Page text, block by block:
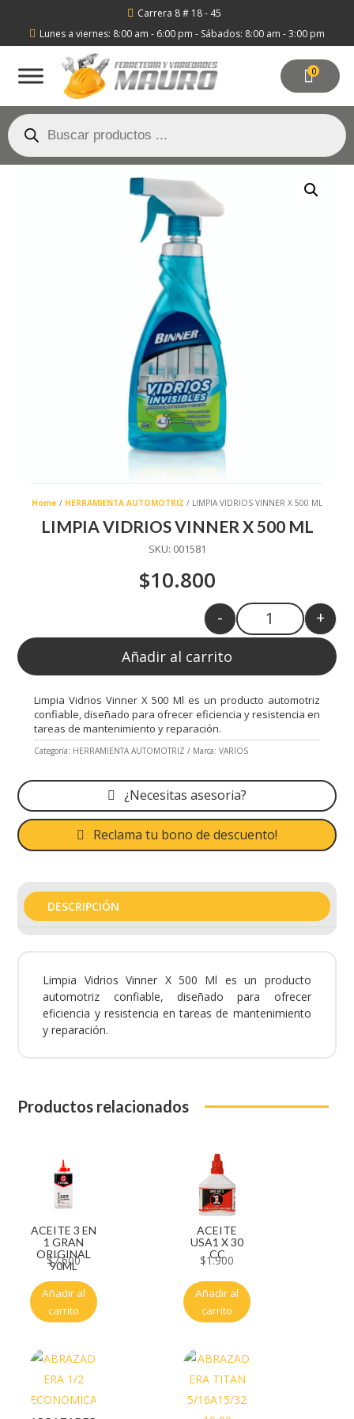
 Carrera 8 # 18 - 45
 Lunes a viernes: 8:00 am - 6:00 pm - Sábados: 8:00 am - 3:00 pm
0
Búsqueda
de
productos
Home / HERRAMIENTA AUTOMOTRIZ / LIMPIA VIDRIOS VINNER X 500 ML
LIMPIA VIDRIOS VINNER X 500 ML
SKU: 001581
$10.800
Quantity
- +
Añadir al carrito
Limpia Vidrios Vinner X 500 Ml es un producto automotriz
confiable, diseñado para ofrecer eficiencia y resistencia en
tareas de mantenimiento y reparación.
Categoría: HERRAMIENTA AUTOMOTRIZ Marca: VARIOS
¿Necesitas asesoria?
Reclama tu bono de descuento!
DESCRIPCIÓN
Limpia Vidrios Vinner X 500 Ml es un producto
automotriz confiable, diseñado para ofrecer
eficiencia y resistencia en tareas de mantenimiento
y reparación.
Productos relacionados
ACEITE 3 EN
1 GRAN
ORIGINAL
90ML
$7.600
Añadir al
carrito
ACEITE
USA1 X 30
CC
$1.900
Añadir al
carrito